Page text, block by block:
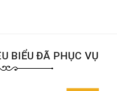
BIỂU ĐÃ PHỤC VỤ